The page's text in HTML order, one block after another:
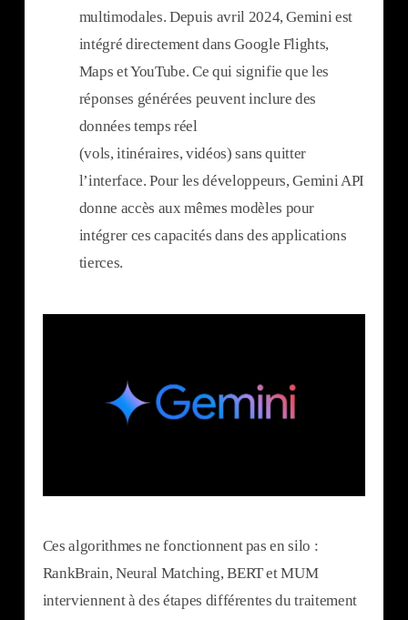
multimodales. Depuis avril 2024, Gemini est
intégré directement dans Google Flights,
Maps et YouTube. Ce qui signifie que les
réponses générées peuvent inclure des
données temps réel
(vols, itinéraires, vidéos) sans quitter
l’interface. Pour les développeurs, Gemini API
donne accès aux mêmes modèles pour
intégrer ces capacités dans des applications
tierces.
Ces algorithmes ne fonctionnent pas en silo :
RankBrain, Neural Matching, BERT et MUM
interviennent à des étapes différentes du traitement